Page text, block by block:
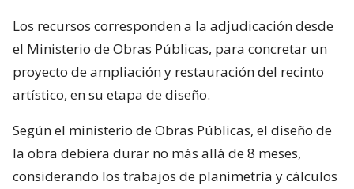
Los recursos corresponden a la adjudicación desde
el Ministerio de Obras Públicas, para concretar un
proyecto de ampliación y restauración del recinto
artístico, en su etapa de diseño.
Según el ministerio de Obras Públicas, el diseño de
la obra debiera durar no más allá de 8 meses,
considerando los trabajos de planimetría y cálculos